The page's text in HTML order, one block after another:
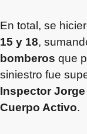
En total, se
15 y 18,
bomberos que
siniestro fue
Inspector
Cuerpo Activo.